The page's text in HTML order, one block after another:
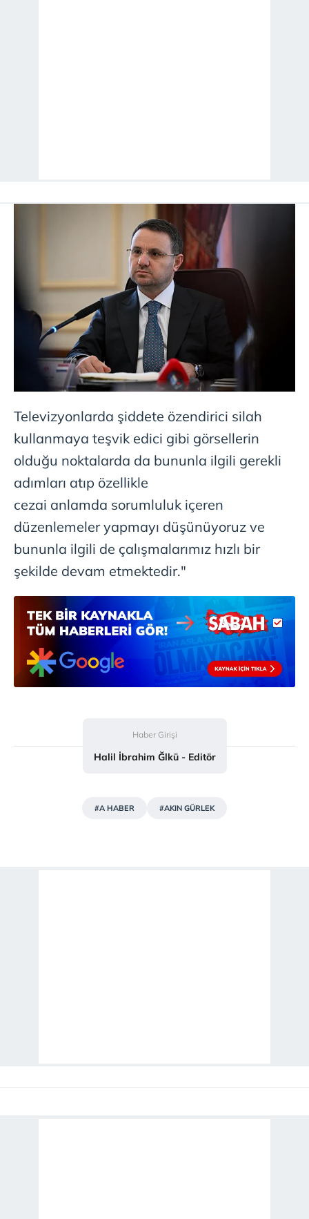
Televizyonlarda şiddete özendirici silah
kullanmaya teşvik edici gibi görsellerin
olduğu noktalarda da bununla ilgili gerekli
adımları atıp özellikle
cezai anlamda sorumluluk içeren
düzenlemeler yapmayı düşünüyoruz ve
bununla ilgili de çalışmalarımız hızlı bir
şekilde devam etmektedir."
Haber Girişi
Halil İbrahim Ğlkü - Editör
#A HABER #AKIN GÜRLEK